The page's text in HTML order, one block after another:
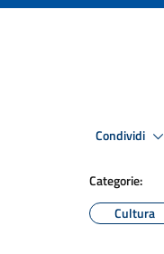
Condividi
Categorie:
Cultura